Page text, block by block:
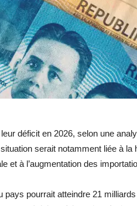
déficit en 2026, selon une
serait notamment liée à la
et à l’augmentation des
pourrait atteindre 21